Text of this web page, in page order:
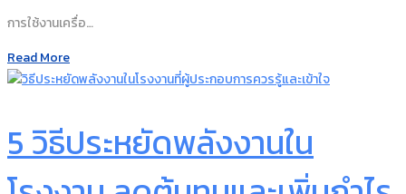
การใช้งานเครื่อ…
Read More
5 วิธีประหยัดพลังงานใน